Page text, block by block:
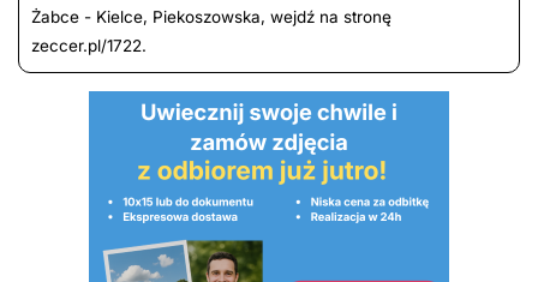
Żabce - Kielce, Piekoszowska, wejdź na stronę
zeccer.pl/1722.